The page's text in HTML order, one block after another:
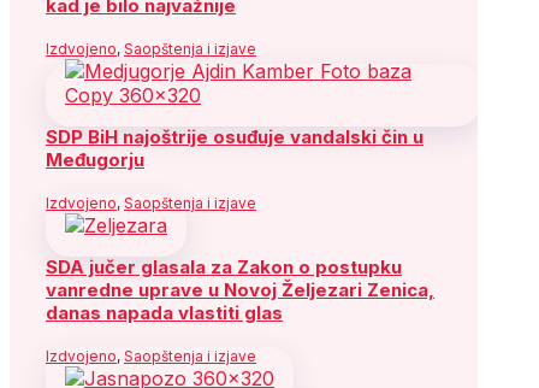
kad je bilo najvažnije
Izdvojeno, Saopštenja i izjave
SDP BiH najoštrije osuđuje vandalski čin u
Međugorju
Izdvojeno, Saopštenja i izjave
SDA jučer glasala za Zakon o postupku
vanredne uprave u Novoj Željezari Zenica,
danas napada vlastiti glas
Izdvojeno, Saopštenja i izjave